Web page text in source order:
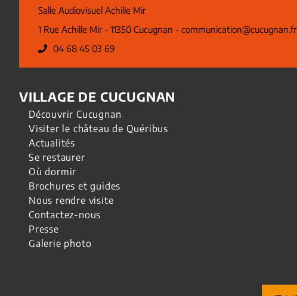
Salle Audiovisuel Achille Mir
1 Rue Achille Mir - 11350 Cucugnan - communication@cucugnan.fr
04 68 45 03 69
VILLAGE DE CUCUGNAN
Découvrir Cucugnan
Visiter le château de Quéribus
Actualités
Se restaurer
Où dormir
Brochures et guides
Nous rendre visite
Contactez-nous
Presse
Galerie photo